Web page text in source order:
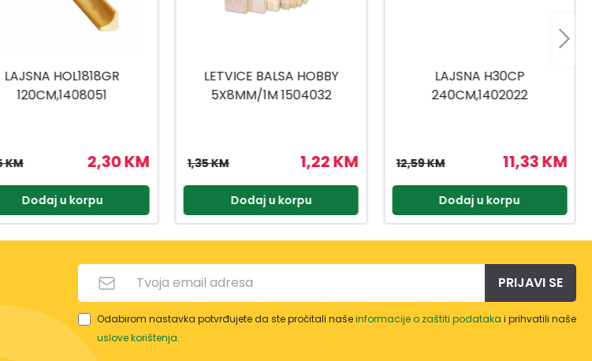
LETVICE BALSA HOBBY
5X8MM/1M 1504032
1,22 KM
1,35 KM
Dodaj u korpu
LAJSNA H30CP
240CM,1402022
11,33 KM
12,59 KM
Dodaj u korpu
DASKA SL28X28VTA
240CM,1503101
8,06 KM
8,95 KM
Dodaj u korpu
PRIJAVI SE
Odabirom nastavka potvrđujete da ste pročitali našeinformacije o zaštiti podataka i prihvatili naše
uslove korištenja.